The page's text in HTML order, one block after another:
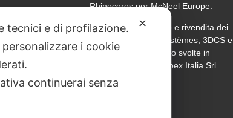
Rhinoceros per McNeel Europe.
Le attività di supporto e rivendita dei
software Dassault Systèmes, 3DCS e
Human Solutions sono svolte in
collaborazione con Abex Italia Srl.
✕
tecnici e di profilazione.
i cookie
continuerai senza